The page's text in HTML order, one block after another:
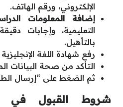
الإلكتروني، ورقم الهاتف.
إضافة المعلومات
التعليمية، وإجابات
بالتأهيل.
رفع شهادة اللغة
التأكد من صحة البيانات
ثم الضغط على “إرسال
شروط القبول في